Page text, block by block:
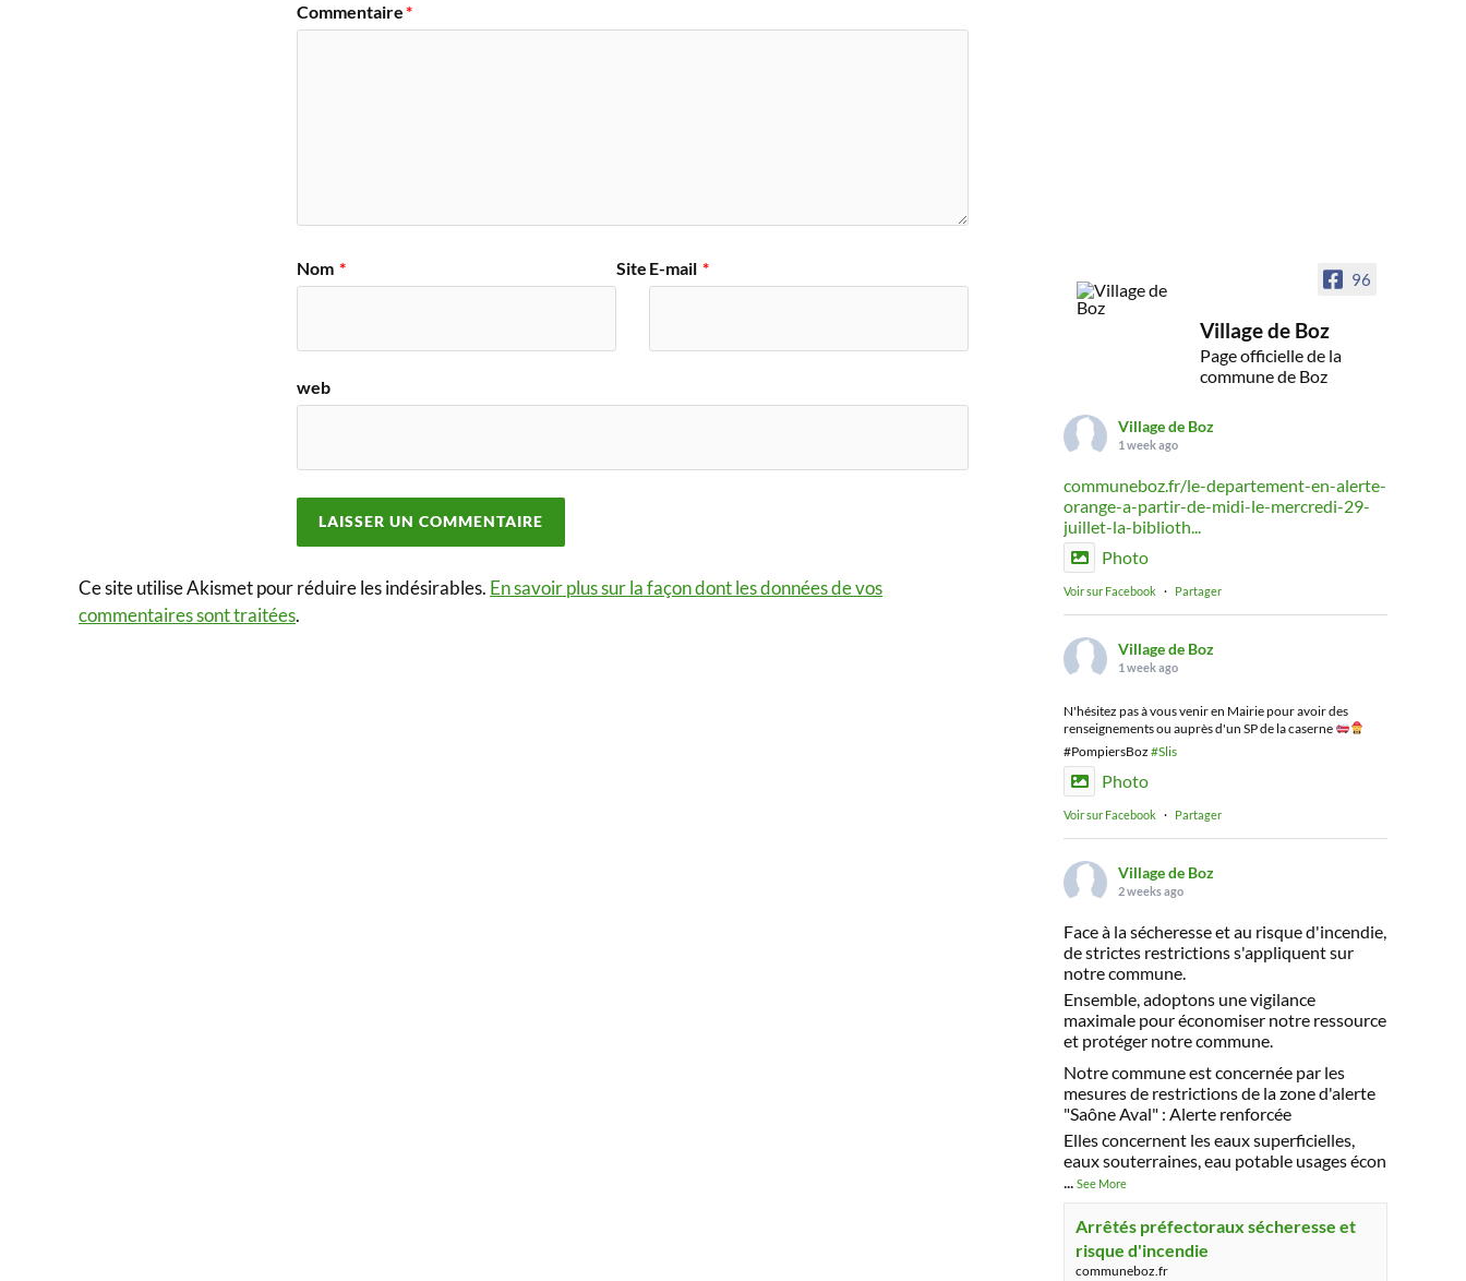
Commentaire*
Nom * E-mail *
Site
web
Ce site utilise Akismet pour réduire les indésirables. En savoir plus sur la façon dont les données de vos
commentaires sont traitées.
96
Village de Boz
Page officielle de la
commune de Boz
Village de Boz
1 week ago
communeboz.fr/le-departement-en-alerte-
orange-a-partir-de-midi-le-mercredi-29-
juillet-la-biblioth...
Photo
Voir sur Facebook · Partager
Village de Boz
1 week ago
N'hésitez pas à vous venir en Mairie pour avoir des
renseignements ou auprès d'un SP de la caserne
#PompiersBoz #Slis
Photo
Voir sur Facebook · Partager
Village de Boz
2 weeks ago
Face à la sécheresse et au risque d'incendie,
de strictes restrictions s'appliquent sur
notre commune.
Ensemble, adoptons une vigilance
maximale pour économiser notre ressource
et protéger notre commune.
Notre commune est concernée par les
mesures de restrictions de la zone d'alerte
"Saône Aval" : Alerte renforcée
Elles concernent les eaux superficielles,
eaux souterraines, eau potable usages écon
... See More
Arrêtés préfectoraux sécheresse et
risque d'incendie
communeboz.fr